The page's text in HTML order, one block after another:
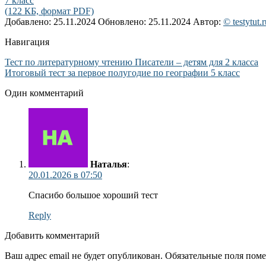
(122 КБ, формат PDF)
Добавлено: 25.11.2024 Обновлено: 25.11.2024 Автор: ©
Навигация
Тест по литературному чтению Писатели – детям для 2 класса
Итоговый тест за первое полугодие по географии 5 класс
Один комментарий
Наталья:
20.01.2026 в 07:50
Спасибо большое хороший тест
Reply
Добавить комментарий
Ваш адрес email не будет опубликован. Обязательные поля